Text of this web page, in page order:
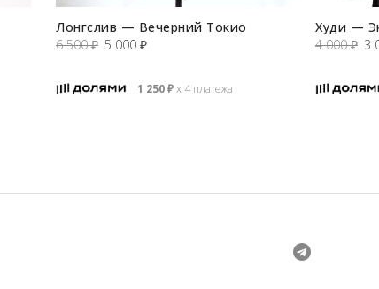
Лонгслив — Вечерний Токио
6 500₽ Первоначальная
составляла
5 000 ₽Текущая
5
1 250₽х 4 платежа
Худи —
4 000₽ 3